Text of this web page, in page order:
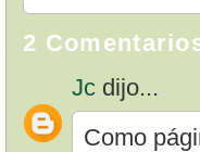
2
Jc dijo...
Como